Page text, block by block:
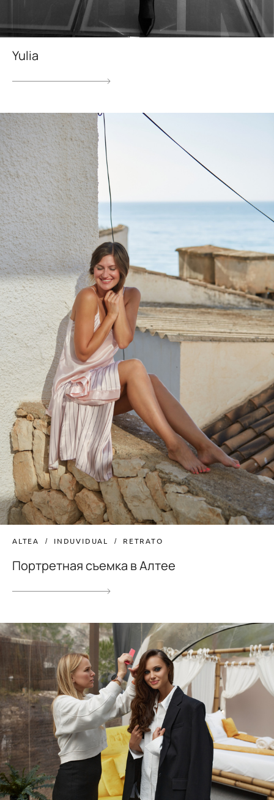
Yulia
ALTEA INDUVIDUAL RETRATO
Портретная съемка в Алтее